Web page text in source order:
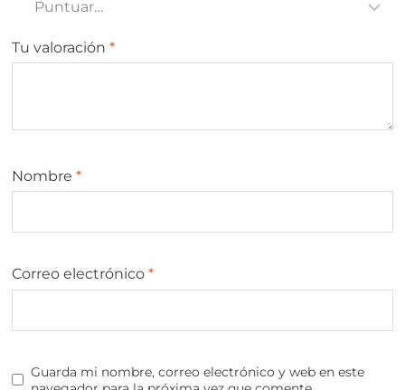
Tu valoración *
Nombre *
Correo electrónico *
Guarda mi nombre, correo electrónico y web en este